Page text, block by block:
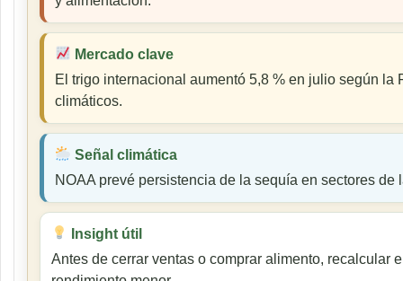
Mercado clave
El trigo internacional aumentó 5,8 % en julio según
climáticos.
Señal climática
NOAA prevé persistencia de la sequía en sectores
Insight útil
Antes de cerrar ventas o comprar alimento, recalcular